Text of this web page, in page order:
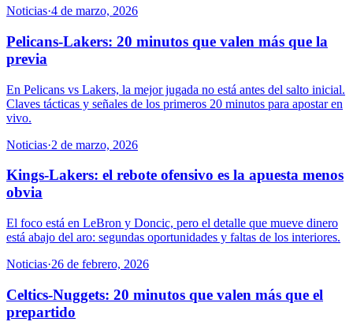
Noticias·4 de marzo, 2026
Pelicans-Lakers: 20 minutos que valen más que la
previa
En Pelicans vs Lakers, la mejor jugada no está antes del salto inicial.
Claves tácticas y señales de los primeros 20 minutos para apostar en
vivo.
Noticias·2 de marzo, 2026
Kings-Lakers: el rebote ofensivo es la apuesta menos
obvia
El foco está en LeBron y Doncic, pero el detalle que mueve dinero
está abajo del aro: segundas oportunidades y faltas de los interiores.
Noticias·26 de febrero, 2026
Celtics-Nuggets: 20 minutos que valen más que el
prepartido